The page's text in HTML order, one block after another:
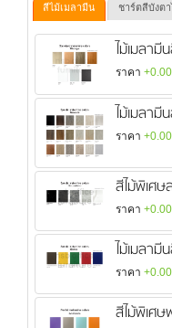
สีไม้เมลามีน ชาร์ตสีบังต
ไม้เมลา
ราคา+0.00
ไม้เมลามี
ราคา+0.00
สีไม้พิเศ
ราคา+0.00
ไม้เมลา
ราคา+0.00
สีไม้พิเศษ